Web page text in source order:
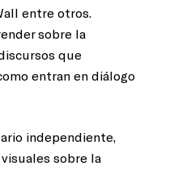
entre otros.
sobre la
que
entran en diálogo
independiente,
sobre la